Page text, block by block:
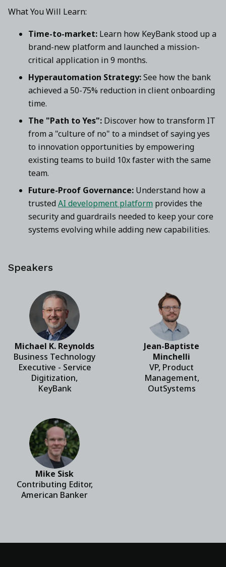
What You Will Learn:
Time-to-market: Learn how KeyBank stood up a
brand-new platform and launched a mission-
critical application in 9 months.
Hyperautomation Strategy:See how the bank
achieved a 50-75% reduction in client onboarding
time.
The "Path to Yes": Discover how to transform IT
from a "culture of no" to a mindset of saying yes
to innovation opportunities by empowering
existing teams to build 10x faster with the same
team.
Future-Proof Governance: Understand how a
trusted AI development platform provides the
security and guardrails needed to keep your core
systems evolving while adding new capabilities.
Speakers
Michael K. Reynolds
Business Technology
Executive - Service
Digitization,
KeyBank
Jean-Baptiste
Minchelli
VP, Product
Management,
OutSystems
Mike Sisk
Contributing Editor,
American Banker